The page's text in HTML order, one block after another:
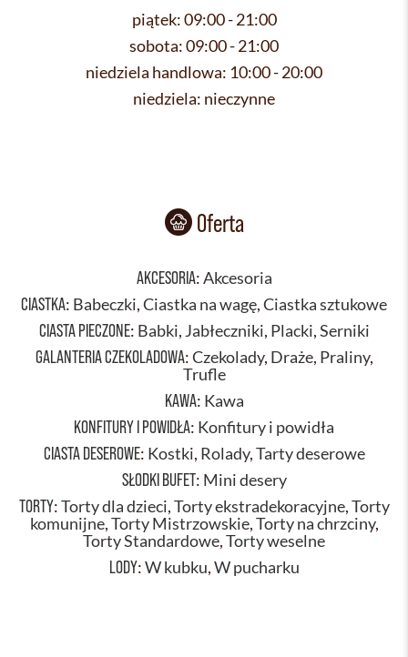
piątek:09:00 - 21:00
sobota:09:00 - 21:00
niedziela handlowa: 10:00 - 20:00
niedziela: nieczynne
Oferta
AKCESORIA:Akcesoria
CIASTKA: Babeczki,Ciastka na wagę,Ciastka sztukowe
CIASTA PIECZONE: Babki, Jabłeczniki, Placki,Serniki
GALANTERIA CZEKOLADOWA:Czekolady, Draże, Praliny,
Trufle
KAWA: Kawa
KONFITURY I POWIDŁA: Konfitury i powidła
CIASTA DESEROWE: Kostki, Rolady,Tarty deserowe
SŁODKI BUFET: Mini desery
TORTY:Torty dla dzieci,Torty ekstradekoracyjne,Torty
komunijne,Torty Mistrzowskie,Torty na chrzciny,
Torty Standardowe,Torty weselne
LODY:W kubku,W pucharku